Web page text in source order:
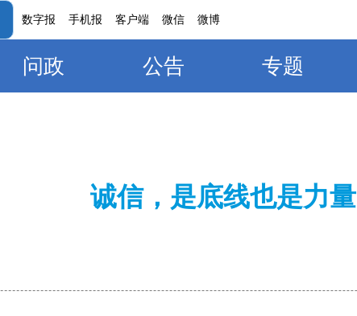
数字报 手机报 客户端 微信 微博
问政 公告 专题
诚信，是底线也是力量